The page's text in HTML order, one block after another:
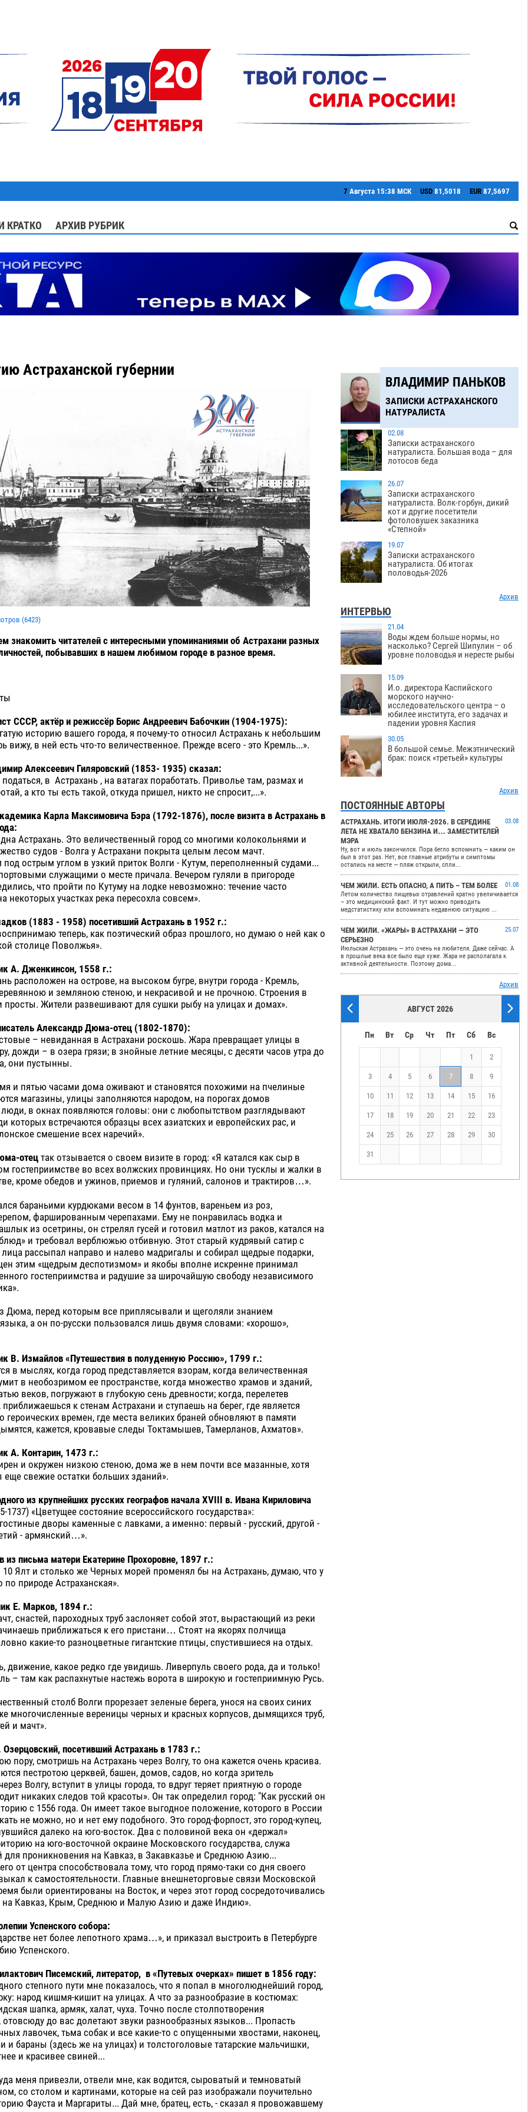
7 Августа 15:38 МСК USD 81,5018 EUR 87,5697
КРАТКО АРХИВ РУБРИК
Астраханской губернии
(6423)
знакомить читателей с интересными упоминаниями об Астрахани разных
побывавших в нашем любимом городе в разное время.
СССР, актёр и режиссёр Борис Андреевич Бабочкин (1904-1975):
историю вашего города, я почему-то относил Астрахань к небольшим
вижу, в ней есть что-то величественное. Прежде всего - это Кремль...».
Алексеевич Гиляровский (1853- 1935) сказал:
в Астрахань , на ватагах поработать. Приволье там, размах и
а кто ты есть такой, откуда пришел, никто не спросит,...».
Карла Максимовича Бэра (1792-1876), после визита в Астрахань в
Астрахань. Это величественный город со многими колокольнями и
судов - Волга у Астрахани покрыта целым лесом мачт.
острым углом в узкий приток Волги - Кутум, переполненный судами...
служащими о месте причала. Вечером гуляли в пригороде
что пройти по Кутуму на лодке невозможно: течение часто
некоторых участках река пересохла совсем».
(1883 - 1958) посетивший Астрахань в 1952 г.:
теперь, как поэтический образ прошлого, но думаю о ней как о
столице Поволжья».
А. Дженкинсон, 1558 г.:
расположен на острове, на высоком бугре, внутри города - Кремль,
и земляною стеною, и некрасивой и не прочною. Строения в
просты. Жители развешивают для сушки рыбу на улицах и домах».
Александр Дюма-отец (1802-1870):
– невиданная в Астрахани роскошь. Жара превращает улицы в
дожди – в озера грязи; в знойные летние месяцы, с десяти часов утра до
они пустынны.
и пятью часами дома оживают и становятся похожими на пчелиные
магазины, улицы заполняются народом, на порогах домов
в окнах появляются головы: они с любопытством разглядывают
которых встречаются образцы всех азиатских и европейских рас, и
смешение всех наречий».
отецтак отзывается о своем визите в город: «Я катался как сыр в
гостеприимстве во всех волжских провинциях. Но они тусклы и жалки в
кроме обедов и ужинов, приемов и гуляний, салонов и трактиров…».
бараньими курдюками весом в 14 фунтов, вареньем из роз,
фаршированным черепахами. Ему не понравилась водка и
из осетрины, он стрелял гусей и готовил матлот из раков, катался на
и требовал верблюжью отбивную. Этот старый кудрявый сатир с
рассыпал направо и налево мадригалы и собирал щедрые подарки,
этим «щедрым деспотизмом» и якобы вполне искренне принимал
гостеприимства и радушие за широчайшую свободу независимого
Дюма, перед которым все приплясывали и щеголяли знанием
а он по-русски пользовался лишь двумя словами: «хорошо»,
В. Измайлов «Путешествия в полуденную Россию», 1799 г.:
в мыслях, когда город представляется взорам, когда величественная
в необозримом ее пространстве, когда множество храмов и зданий,
веков, погружают в глубокую сень древности; когда, перелетев
приближаешься к стенам Астрахани и ступаешь на берег, где является
героических времен, где места великих браней обновляют в памяти
кажется, кровавые следы Токтамышев, Тамерланов, Ахматов».
А. Контарин, 1473 г.:
и окружен низкою стеною, дома же в нем почти все мазанные, хотя
еще свежие остатки больших зданий».
из крупнейших русских географов начала XVIII в. Ивана Кириловича
1737) «Цветущее состояние всероссийского государства»:
дворы каменные с лавками, а именно: первый - русский, другой -
- армянский…».
письма матери Екатерине Прохоровне, 1897 г.:
10 Ялт и столько же Черных морей променял бы на Астрахань, думаю, что у
природе Астраханская».
Е. Марков, 1894 г.:
снастей, пароходных труб заслоняет собой этот, вырастающий из реки
приближаться к его пристани… Стоят на якорях полчища
какие-то разноцветные гигантские птицы, спустившиеся на отдых.
движение, какое редко где увидишь. Ливерпуль своего рода, да и только!
– там как распахнутые настежь ворота в широкую и гостеприимную Русь.
столб Волги прорезает зеленые берега, унося на своих синих
многочисленные вереницы черных и красных корпусов, дымящихся труб,
и мачт».
посетивший Астрахань в 1783 г.:
пору, смотришь на Астрахань через Волгу, то она кажется очень красива.
пестротою церквей, башен, домов, садов, но когда зритель
Волгу, вступит в улицы города, то вдруг теряет приятную о городе
никаких следов той красоты». Он так определил город: "Как русский он
с 1556 года. Он имеет такое выгодное положение, которого в России
не можно, но и нет ему подобного. Это город-форпост, это город-купец,
далеко на юго-восток. Два с половиной века он «держал»
на юго-восточной окраине Московского государства, служа
для проникновения на Кавказ, в Закавказье и Среднюю Азию...
от центра способствовала тому, что город прямо-таки со дня своего
к самостоятельности. Главные внешнеторговые связи Московской
были ориентированы на Восток, и через этот город сосредоточивались
на Кавказ, Крым, Среднюю и Малую Азию и даже Индию».
Успенского собора:
нет более лепотного храма…», и приказал выстроить в Петербурге
Успенского.
Писемский, литератор, в «Путевых очерках» пишет в 1856 году:
степного пути мне показалось, что я попал в многолюднейший город,
народ кишмя-кишит на улицах. А что за разнообразие в костюмах:
шапка, армяк, халат, чуха. Точно после столпотворения
отовсюду до вас долетают звуки разнообразных языков... Пропасть
лавочек, тьма собак и все какие-то с опущенными хвостами, наконец,
и бараны (здесь же на улицах) и толстоголовые татарские мальчишки,
и красивее свиней...
меня привезли, отвели мне, как водится, сыроватый и темноватый
со столом и картинами, которые на сей раз изображали поучительно
Фауста и Маргариты... Дай мне, братец, есть, - сказал я провожавшему
ВЛАДИМИР ПАНЬКОВ
ЗАПИСКИ АСТРАХАНСКОГО
НАТУРАЛИСТА
02.08
Записки астраханского
натуралиста. Большая вода – для
лотосов беда
26.07
Записки астраханского
натуралиста. Волк-горбун, дикий
кот и другие посетители
фотоловушек заказника
«Степной»
19.07
Записки астраханского
натуралиста. Об итогах
половодья-2026
Архив
ИНТЕРВЬЮ
21.04
Воды ждем больше нормы, но
насколько? Сергей Шипулин – об
уровне половодья и нересте рыбы
15.09
И.о. директора Каспийского
морского научно-
исследовательского центра – о
юбилее института, его задачах и
падении уровня Каспия
30.05
В большой семье. Межэтнический
брак: поиск «третьей» культуры
Архив
ПОСТОЯННЫЕ АВТОРЫ
АСТРАХАНЬ. ИТОГИ ИЮЛЯ-2026. В СЕРЕДИНЕ
ЛЕТА НЕ ХВАТАЛО БЕНЗИНА И… ЗАМЕСТИТЕЛЕЙ
МЭРА
03.08
Ну, вот и июль закончился. Пора бегло вспомнить — каким он
был в этот раз. Нет, все главные атрибуты и симптомы
остались на месте — пляж открыли, спли...
ЧЕМ ЖИЛИ. ЕСТЬ ОПАСНО, А ПИТЬ – ТЕМ БОЛЕЕ
01.08
Летом количество пищевых отравлений кратно увеличивается
– это медицинский факт. И тут можно приводить
медстатистику или вспоминать недавнюю ситуацию ...
ЧЕМ ЖИЛИ. «ЖАРЫ» В АСТРАХАНИ — ЭТО
СЕРЬЕЗНО
25.07
Июльская Астрахань — это очень на любителя. Даже сейчас. А
в прошлые века все было еще хуже. Жара не располагала к
активной деятельности. Поэтому дома...
Архив
АВГУСТ 2026
Пн Вт Ср Чт Пт Сб Вс
1 2
3 4 5 6 7 8 9
10 11 12 13 14 15 16
17 18 19 20 21 22 23
24 25 26 27 28 29 30
31